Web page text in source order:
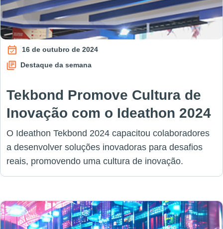
16 de outubro de 2024
Destaque da semana
Tekbond Promove Cultura de
Inovação com o Ideathon 2024
O Ideathon Tekbond 2024 capacitou colaboradores
a desenvolver soluções inovadoras para desafios
reais, promovendo uma cultura de inovação.